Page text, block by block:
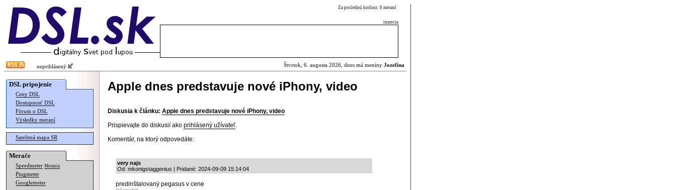
Za poslednú hodinu: 0 meraní
inzercia
neprihlásený Štvrtok, 6. augusta 2026, dnes má meniny Jozefína
DSL pripojenie
Ceny DSL
Dostupnosť DSL
Fórum o DSL
Výsledky meraní
Satelitná mapa SR
Merače
Speedmeter Merania
Pingmeter
Googlemeter
Apple dnes predstavuje nové iPhony, video
Diskusia k článku: Apple dnes predstavuje nové iPhony, video
Prispievajte do diskusií ako prihlásený užívateľ.
Komentár, na ktorý odpovedáte:
very najs
Od: mkonigstaggenius | Pridané: 2024-09-09 15:14:04
predinštalovaný pegasus v cene